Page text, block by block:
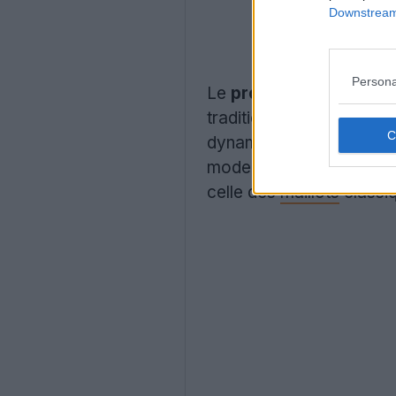
Le prototype rejeté
traditionnelle du club.
dynamiques et
moderne et un peu
celle desmaillots